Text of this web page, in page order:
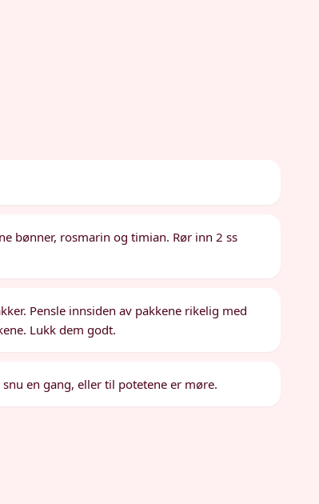
bønner, rosmarin og timian. Rør inn 2 ss
Pensle innsiden av pakkene rikelig med
Lukk dem godt.
en gang, eller til potetene er møre.